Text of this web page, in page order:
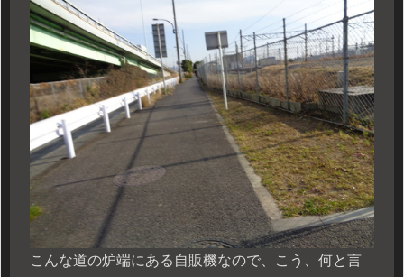
こんな道の炉端にある自販機なので、こう、何と言